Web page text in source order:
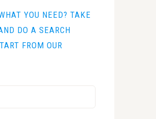
YOU NEED? TAKE
DO A SEARCH
FROMOUR